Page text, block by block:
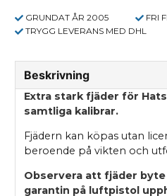
GRUNDAT ÅR 2005 FRI
TRYGG LEVERANS MED DHL
Beskrivning
Extra stark fjäder för
samtliga kalibrar.
Fjädern kan köpas utan
beroende på vikten och
Observera att fjäder
garantin på luftpistol